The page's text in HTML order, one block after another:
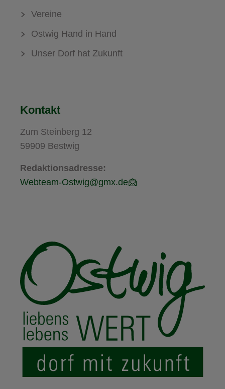
Vereine
Ostwig Hand in Hand
Unser Dorf hat Zukunft
Kontakt
Zum Steinberg 12
59909 Bestwig
Redaktionsadresse:
Webteam-Ostwig@gmx.de